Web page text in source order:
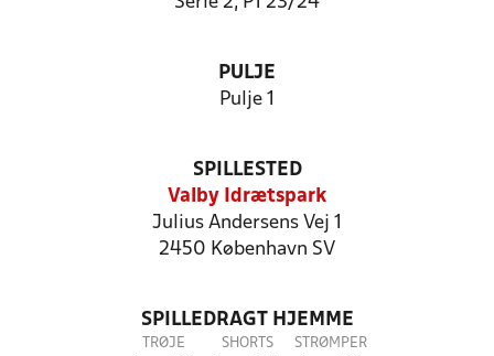
PULJE
Pulje 1
SPILLESTED
Valby Idrætspark
Julius Andersens Vej 1
2450 København SV
SPILLEDRAGT HJEMME
TRØJE SHORTS STRØMPER